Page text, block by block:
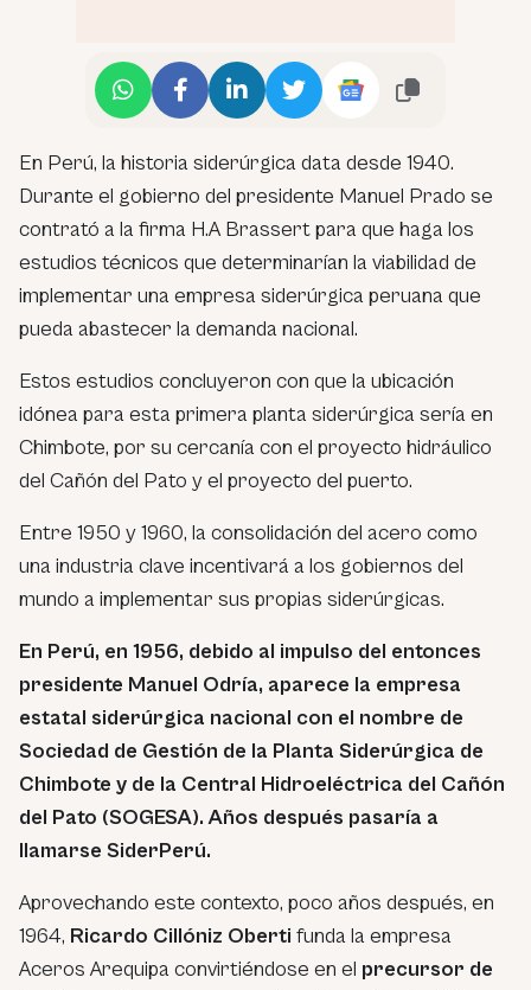
En Perú, la historia siderúrgica data desde 1940.
Durante el gobierno del presidente Manuel Prado se
contrató a la firma H.A Brassert para que haga los
estudios técnicos que determinarían la viabilidad de
implementar una empresa siderúrgica peruana que
pueda abastecer la demanda nacional.
Estos estudios concluyeron con que la ubicación
idónea para esta primera planta siderúrgica sería en
Chimbote, por su cercanía con el proyecto hidráulico
del Cañón del Pato y el proyecto del puerto.
Entre 1950 y 1960, la consolidación del acero como
una industria clave incentivará a los gobiernos del
mundo a implementar sus propias siderúrgicas.
En Perú, en 1956, debido al impulso del entonces
presidente Manuel Odría, aparece la empresa
estatal siderúrgica nacional con el nombre de
Sociedad de Gestión de la Planta Siderúrgica de
Chimbote y de la Central Hidroeléctrica del Cañón
del Pato (SOGESA). Años después pasaría a
llamarse SiderPerú.
Aprovechando este contexto, poco años después, en
1964, Ricardo Cillóniz Oberti funda la empresa
Aceros Arequipa convirtiéndose en el precursor de